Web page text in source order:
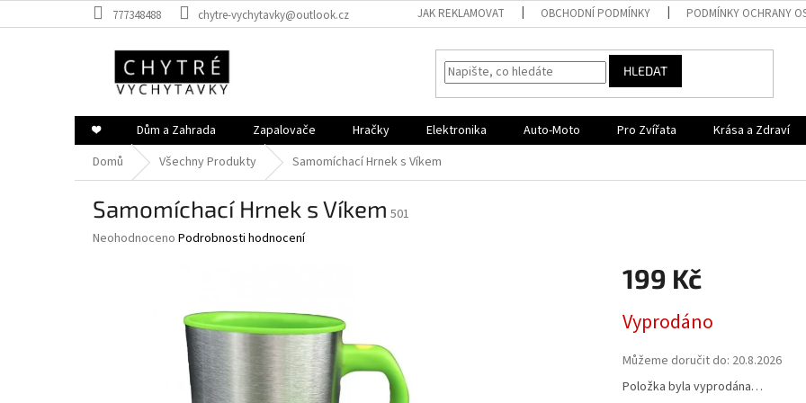
na
777348488 chytre-vychytavky@outlook.cz JAK REKLAMOVAT OBCHODNÍ PODMÍNKY PODMÍNKY OCHRANY
HLEDAT
❤️ Dům a Zahrada Zapalovače Hračky Elektronika Auto-Moto Pro Zvířata Krása a Zdraví
Domů
Všechny Produkty Samomíchací Hrnek s Víkem
Samomíchací Hrnek s Víkem 501
Průměrné
Neohodnoceno Podrobnosti hodnocení
199 Kč
cena:
Vyprodáno
Můžeme doručit do: 20.8.2026
Položka byla vyprodána…